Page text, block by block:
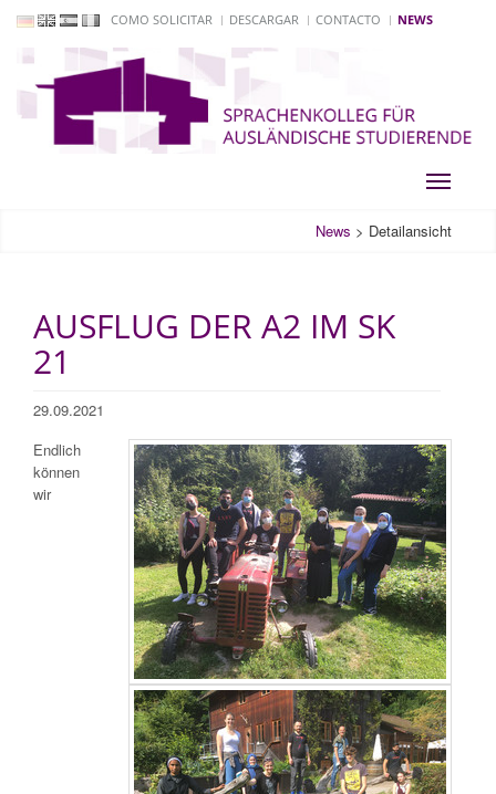
COMO SOLICITAR DESCARGAR CONTACTO NEWS
Toggle
News > Detailansicht
AUSFLUG DER A2 IM SK
21
29.09.2021
Endlich
können
wir